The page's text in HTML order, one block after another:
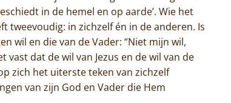
in de hemel en op aarde’. Wie het
tweevoudig: in zichzelf én in de anderen. Is
wil en die van de Vader: “Niet mijn wil,
vast dat de wil van Jezus en de wil van de
zich het uiterste teken van zichzelf
van zijn God en Vader die Hem